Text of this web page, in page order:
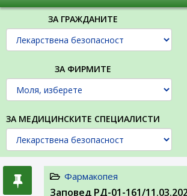
ЗА ГРАЖДАНИТЕ
ЗА ФИРМИТЕ
ЗА МЕДИЦИНСКИТЕ СПЕЦИАЛИСТИ
Фармакопея
Заповед РД-01-161/